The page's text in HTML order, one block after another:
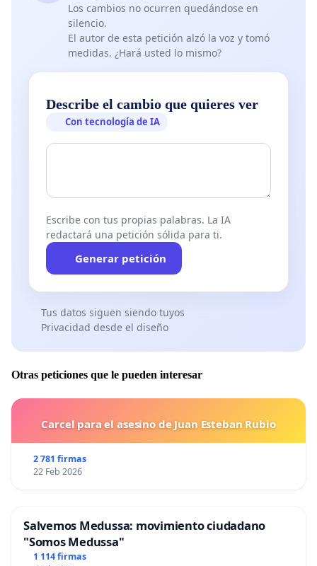
Los cambios no ocurren quedándose en
silencio.
El autor de esta petición alzó la voz y tomó
medidas. ¿Hará usted lo mismo?
Describe el cambio que quieres ver
Con tecnología de IA
Escribe con tus propias palabras. La IA
redactará una petición sólida para ti.
Generar petición
Tus datos siguen siendo tuyos
Privacidad desde el diseño
Otras peticiones que le pueden interesar
Carcel para el asesino de Juan Esteban Rubio
2 781 firmas
22 Feb 2026
Salvemos Medussa: movimiento ciudadano
"Somos Medussa"
1 114 firmas